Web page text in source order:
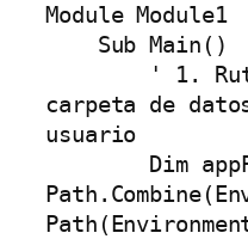
Module Module1
carpeta de
usuario